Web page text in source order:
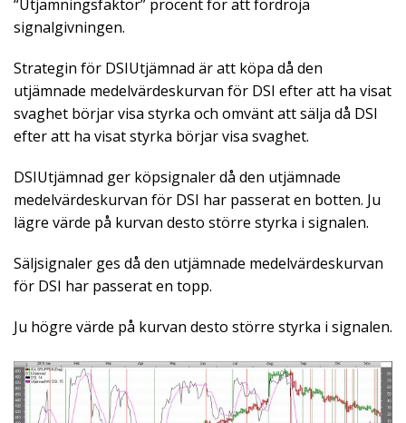
“Utjämningsfaktor” procent för att fördröja
signalgivningen.
Strategin för DSIUtjämnad är att köpa då den
utjämnade medelvärdeskurvan för DSI efter att ha visat
svaghet börjar visa styrka och omvänt att sälja då DSI
efter att ha visat styrka börjar visa svaghet.
DSIUtjämnad ger köpsignaler då den utjämnade
medelvärdeskurvan för DSI har passerat en botten. Ju
lägre värde på kurvan desto större styrka i signalen.
Säljsignaler ges då den utjämnade medelvärdeskurvan
för DSI har passerat en topp.
Ju högre värde på kurvan desto större styrka i signalen.